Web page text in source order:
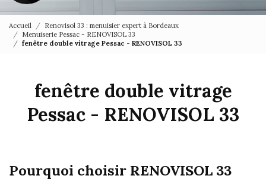
Accueil
Renovisol 33 : menuisier expert à Bordeaux
Menuiserie Pessac - RENOVISOL 33
fenêtre double vitrage Pessac - RENOVISOL 33
fenêtre double vitrage
Pessac - RENOVISOL 33
Pourquoi choisir RENOVISOL 33